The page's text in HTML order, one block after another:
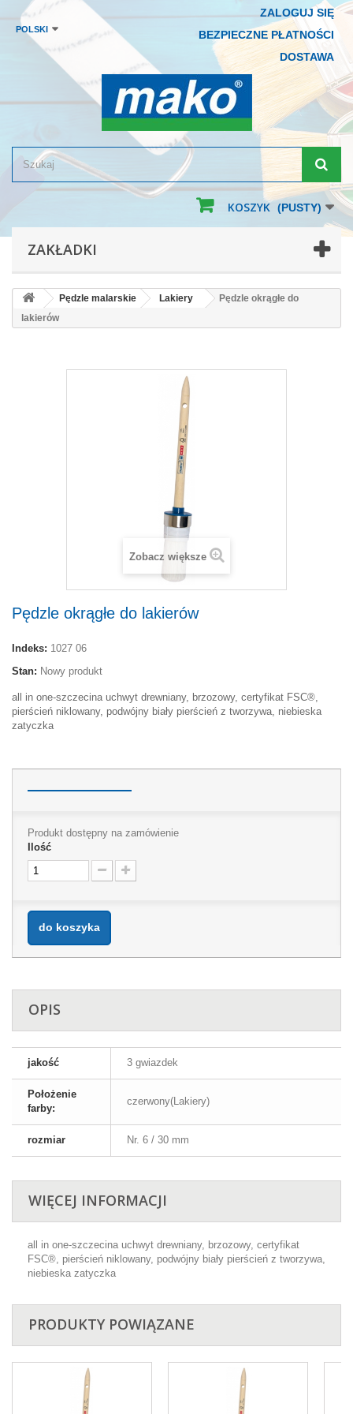
ZALOGUJ SIĘ
BEZPIECZNE PŁATNOŚCI
DOSTAWA
POLSKI
KOSZYK (PUSTY)
ZAKŁADKI
Pędzle malarskie Lakiery
Pędzle okrągłe do
lakierów
Zobacz większe
Pędzle okrągłe do lakierów
Indeks: 1027 06
Stan: Nowy produkt
all in one-szczecina uchwyt drewniany, brzozowy, certyfikat FSC®,
pierścień niklowany, podwójny biały pierścień z tworzywa, niebieska
zatyczka
Produkt dostępny na zamówienie
Ilość
do koszyka
OPIS
jakość 3 gwiazdek
Położenie
farby:
czerwony(Lakiery)
rozmiar Nr. 6 / 30 mm
WIĘCEJ INFORMACJI
all in one-szczecina uchwyt drewniany, brzozowy, certyfikat
FSC®, pierścień niklowany, podwójny biały pierścień z tworzywa,
niebieska zatyczka
PRODUKTY POWIĄZANE